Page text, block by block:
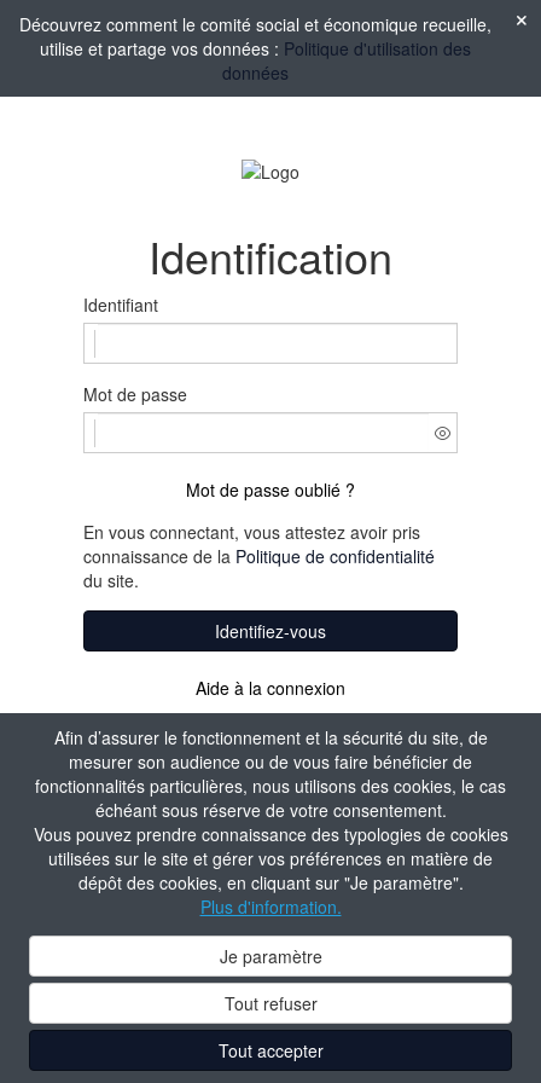
Afin d’assurer le fonctionnement et la sécurité du site, de
mesurer son audience ou de vous faire bénéficier de
fonctionnalités particulières, nous utilisons des cookies, le cas
échéant sous réserve de votre consentement.
Vous pouvez prendre connaissance des typologies de cookies
utilisées sur le site et gérer vos préférences en matière de
dépôt des cookies, en cliquant sur "Je paramètre".
Plus d'information.
Je paramètre
Tout refuser
Tout accepter
Découvrez comment le comité social et économique recueille,
utilise et partage vos données : Politique d'utilisation des
données
Identification
Identifiant
Mot de passe
Mot de passe oublié ?
En vous connectant, vous attestez avoir pris
connaissance de la Politique de confidentialité
du site.
Identifiez-vous
Aide à la connexion